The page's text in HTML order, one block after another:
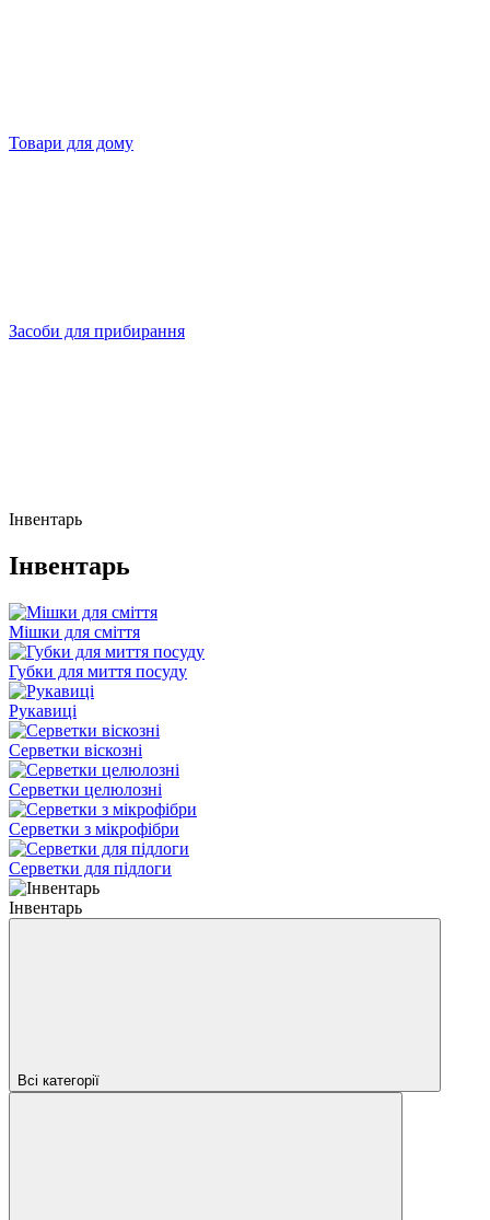
Товари для дому
Засоби для прибирання
Інвентарь
Інвентарь
Мішки для сміття
Губки для миття посуду
Рукавиці
Серветки віскозні
Серветки целюлозні
Серветки з мікрофібри
Серветки для підлоги
Інвентарь
Всі категорії